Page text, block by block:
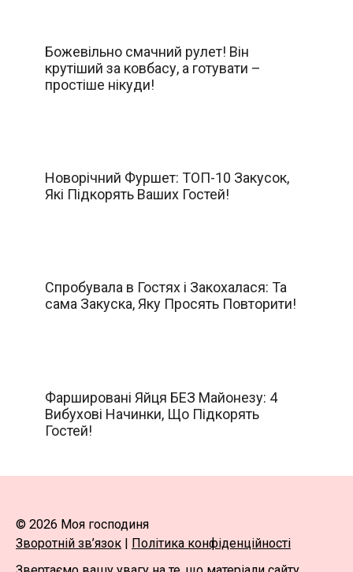
Божевільно смачний рулет! Він
крутіший за ковбасу, а готувати –
простіше нікуди!
Новорічний Фуршет: ТОП-10 Закусок,
Які Підкорять Ваших Гостей!
Спробувала в Гостях і Закохалася: Та
сама Закуска, Яку Просять Повторити!
Фаршировані Яйця БЕЗ Майонезу: 4
Вибухові Начинки, Що Підкорять
Гостей!
© 2026 Моя господиня
Зворотній зв’язок | Політика конфіденційності